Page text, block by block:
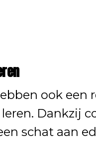
ook een
Dankzij
schat aan